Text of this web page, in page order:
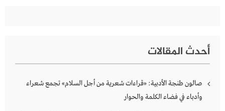
أحدث المقالات
صالون طنجة الأدبية: «قراءات شعرية من أجل السلام» تجمع شعراء
وأدباء في فضاء الكلمة والحوار